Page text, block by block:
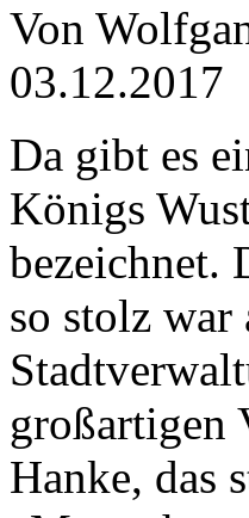
Von
03.12.2017
Da gibt es
Königs
bezeichnet.
so stolz war
großartigen
Hanke, das